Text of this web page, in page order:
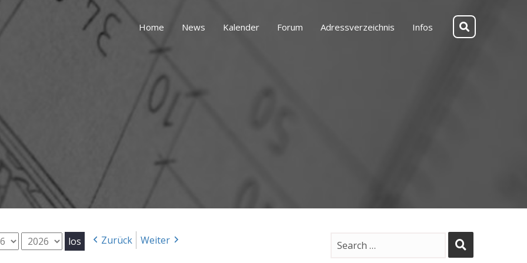
Home News Kalender Forum Adressverzeichnis Infos
Jahr Zurück Weiter